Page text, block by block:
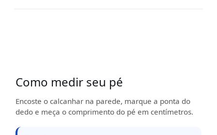
Como medir seu pé
Encoste o calcanhar na parede, marque a ponta do
dedo e meça o comprimento do pé em centímetros.